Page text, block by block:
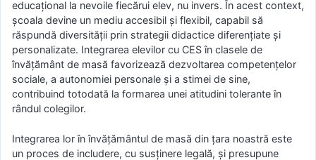
educațional la nevoile fiecărui elev, nu invers. În acest context,
școala devine un mediu accesibil și flexibil, capabil să
răspundă diversității prin strategii didactice diferențiate și
personalizate. Integrarea elevilor cu CES în clasele de
învățământ de masă favorizează dezvoltarea competențelor
sociale, a autonomiei personale și a stimei de sine,
contribuind totodată la formarea unei atitudini tolerante în
rândul colegilor.
Integrarea lor în învățământul de masă din țara noastră este
un proces de includere, cu susținere legală, și presupune